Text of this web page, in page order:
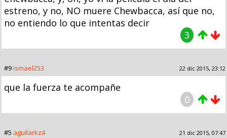
estreno, y no, NO muere Chewbacca, así que no,
no entiendo lo que intentas decir
3
#9ismael253 22 dic 2015, 23:12
que la fuerza te acompañe
0
#5 aguilarkz4 21 dic 2015, 07:47